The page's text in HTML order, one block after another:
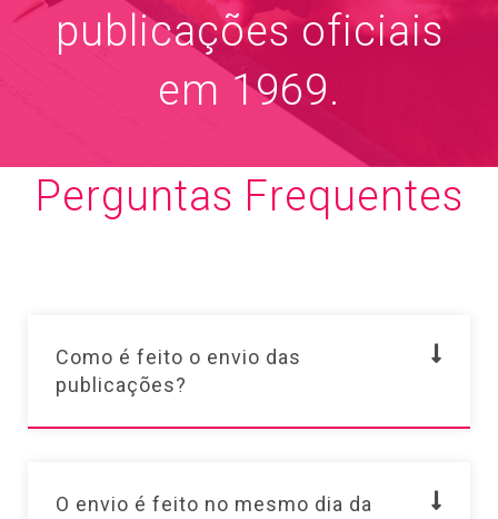
publicações oficiais
em 1969.
Perguntas Frequentes
Como é feito o envio das
publicações?
O envio é feito no mesmo dia da